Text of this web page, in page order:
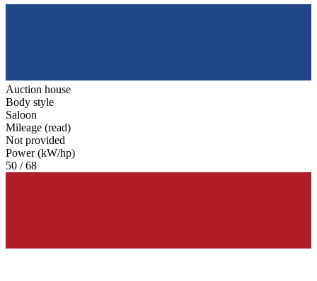
Auction house
Body style
Saloon
Mileage (read)
Not provided
Power (kW/hp)
50 / 68